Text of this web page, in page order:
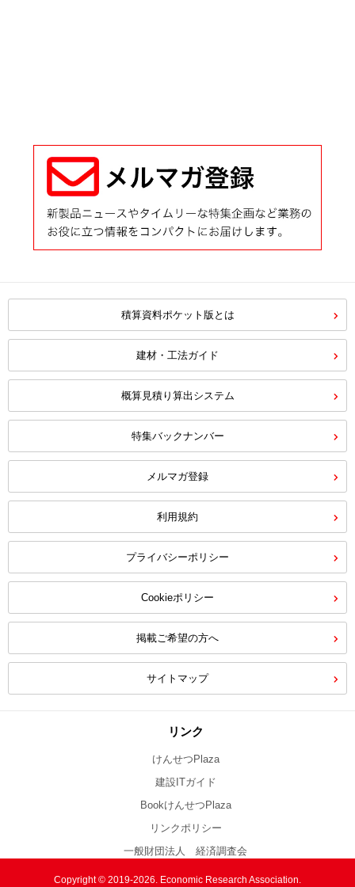
積算資料ポケット版とは
建材・工法ガイド
概算見積り算出システム
特集バックナンバー
メルマガ登録
利用規約
プライバシーポリシー
Cookieポリシー
掲載ご希望の方へ
サイトマップ
リンク
けんせつPlaza
建設ITガイド
BookけんせつPlaza
リンクポリシー
一般財団法人 経済調査会
Copyright © 2019-2026. Economic Research Association.